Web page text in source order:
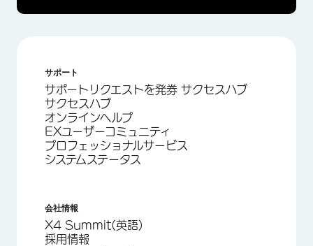
サポート
サポートリクエストを発券 サクセスハブ
サクセスハブ
オンラインヘルプ
EXユーザーコミュニティ
プロフェッショナルサービス
システムステータス
会社情報
X4 Summit(英語)
採用情報